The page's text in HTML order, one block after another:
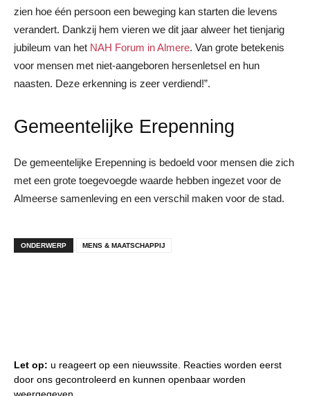
zien hoe één persoon een beweging kan starten die levens
verandert. Dankzij hem vieren we dit jaar alweer het tienjarig
jubileum van het NAH Forum in Almere. Van grote betekenis
voor mensen met niet-aangeboren hersenletsel en hun
naasten. Deze erkenning is zeer verdiend!”.
Gemeentelijke Erepenning
De gemeentelijke Erepenning is bedoeld voor mensen die zich
met een grote toegevoegde waarde hebben ingezet voor de
Almeerse samenleving en een verschil maken voor de stad.
ONDERWERP MENS & MAATSCHAPPIJ
Let op: u reageert op een nieuwssite. Reacties worden eerst
door ons gecontroleerd en kunnen openbaar worden
weergegeven.